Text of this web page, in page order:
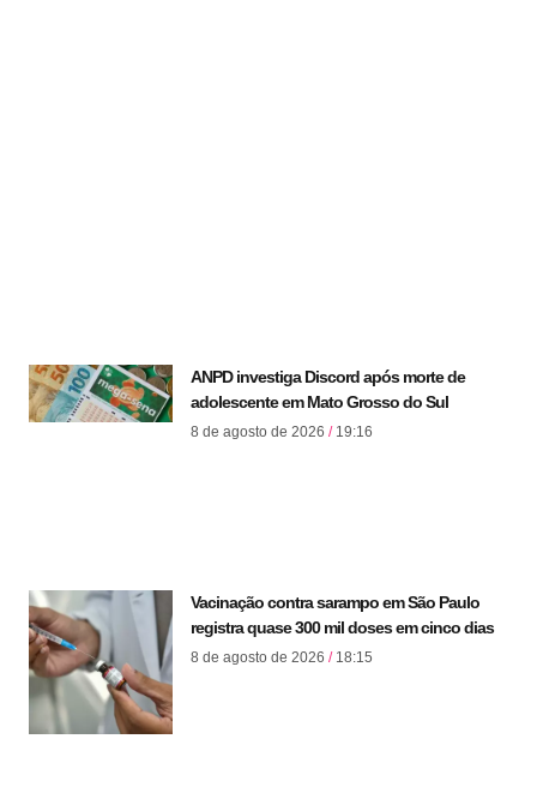
ANPD investiga Discord após morte de
adolescente em Mato Grosso do Sul
8 de agosto de 2026 19:16
Vacinação contra sarampo em São Paulo
registra quase 300 mil doses em cinco dias
8 de agosto de 2026 18:15